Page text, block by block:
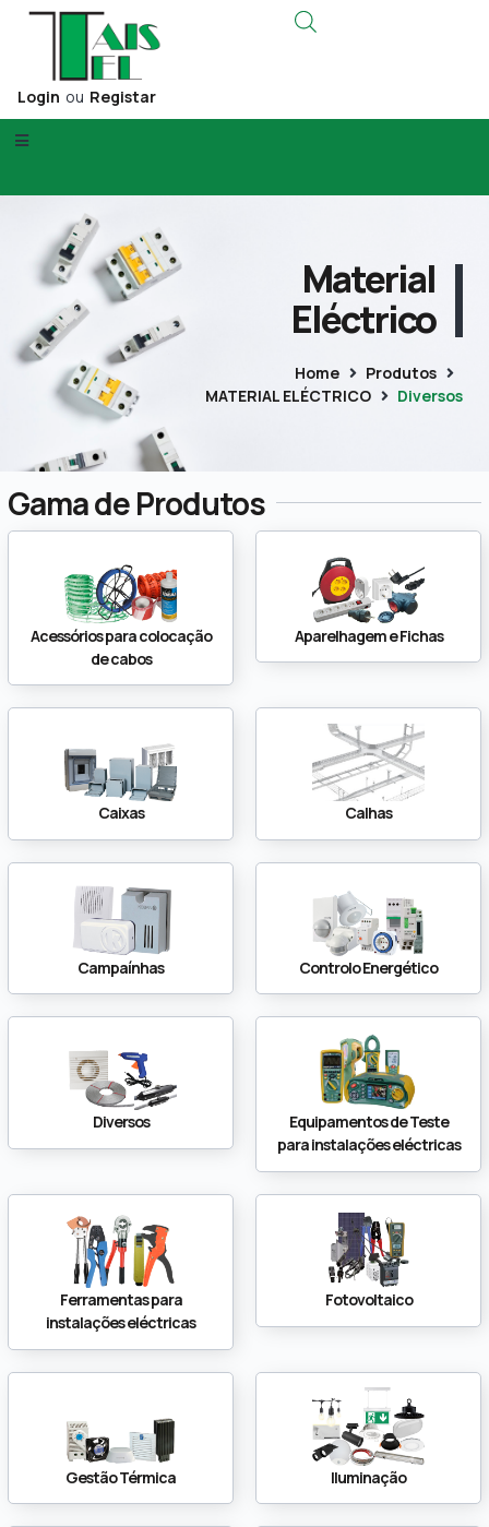
Login ou Registar
Material
Eléctrico
Home
Produtos
MATERIAL ELÉCTRICO
Diversos
Gama de Produtos
Acessórios para colocação
de cabos
Aparelhagem e Fichas
Caixas Calhas
Campaínhas Controlo Energético
Diversos
Equipamentos de Teste
para instalações eléctricas
Ferramentas para
instalações eléctricas
Fotovoltaico
Gestão Térmica Iluminação